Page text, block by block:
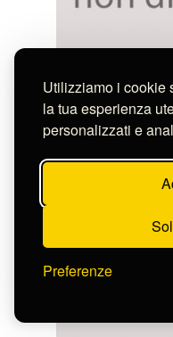
Utilizziamo i cookie
la tua esperienza
personalizzati e
Preferenze
Anonimo
SEZIONE DELLA
EGIZIO
S-CL2339_13661